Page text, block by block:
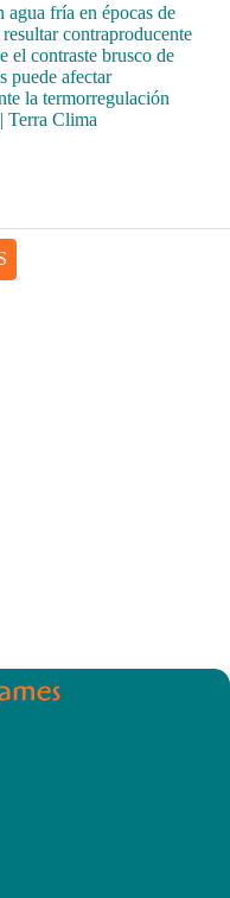
agua fría en épocas de
contraproducente
el contraste brusco de
puede afectar
la termorregulación
Terra Clima